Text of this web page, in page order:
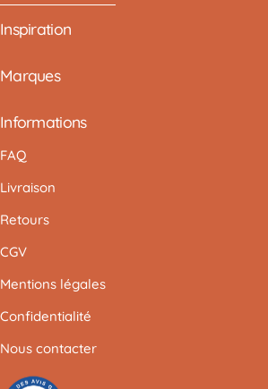
Inspiration
Marques
Informations
FAQ
Livraison
Retours
CGV
Mentions légales
Confidentialité
Nous contacter